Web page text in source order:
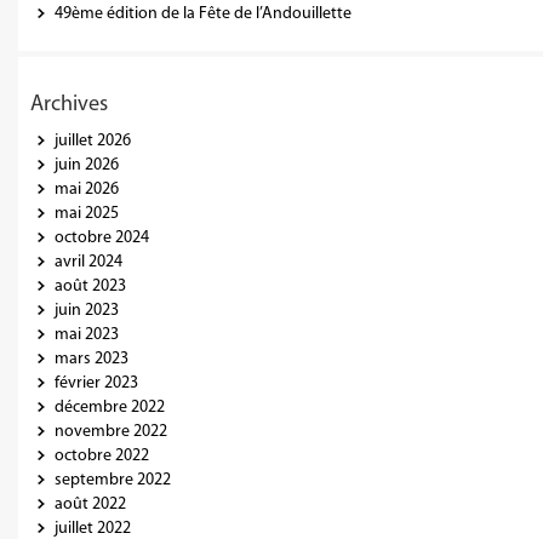
49ème édition de la Fête de l’Andouillette
Archives
juillet 2026
juin 2026
mai 2026
mai 2025
octobre 2024
avril 2024
août 2023
juin 2023
mai 2023
mars 2023
février 2023
décembre 2022
novembre 2022
octobre 2022
septembre 2022
août 2022
juillet 2022